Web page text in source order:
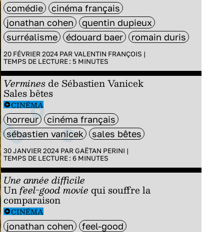
comédie
cinéma français
jonathan cohen
quentin dupieux
surréalisme
édouard baer romain duris
20 FÉVRIER 2024 PARVALENTIN FRANÇOIS |
TEMPS DE LECTURE : 5MINUTES
Verminesde Sébastien Vanicek
Sales bêtes
CINÉMA
horreur
cinéma français
sébastien vanicek
sales bêtes
30 JANVIER 2024 PARGAËTAN PERINI |
TEMPS DE LECTURE : 6MINUTES
Une année difficile
Unfeel-good moviequi souffre la
comparaison
CINÉMA
jonathan cohen
feel-good